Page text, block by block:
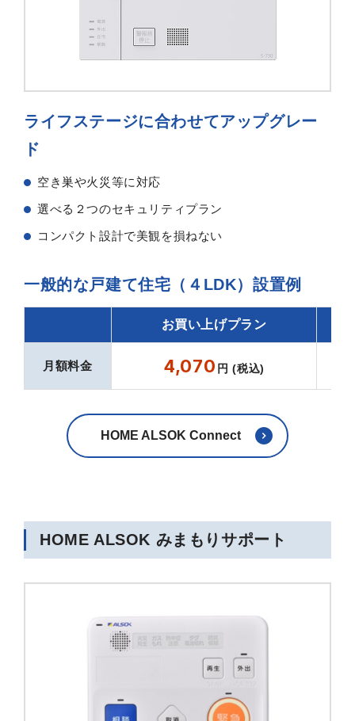
ライフステージに合わせてアップグレー
ド
空き巣や火災等に対応
選べる２つのセキュリティプラン
コンパクト設計で美観を損ねない
一般的な戸建て住宅（４LDK）設置例
お買い上げプラン
月額料金 4,070 円 (税込)
HOME ALSOK Connect
HOME ALSOK みまもりサポート